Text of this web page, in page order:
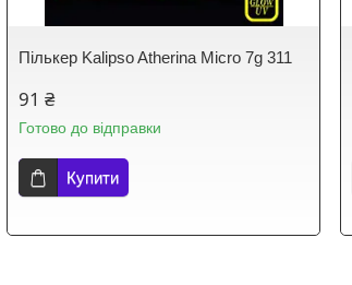
Пількер Kalipso Atherina Micro 7g 311
91 ₴
Готово до відправки
Купити